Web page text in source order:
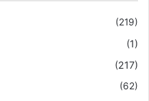
(219)
(1)
(217)
(62)